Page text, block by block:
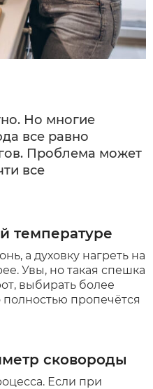
Но многие
все равно
Проблема может
все
температуре
а духовку нагреть на
Увы, но такая спешка
выбирать более
пропечётся
сковороды
Если при